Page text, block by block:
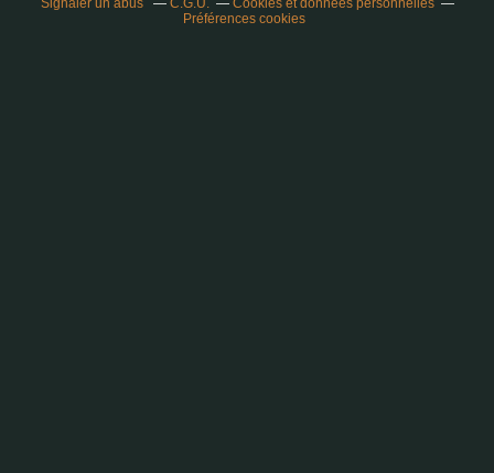
Signaler un abus C.G.U.
Cookies et données personnelles
Préférences cookies